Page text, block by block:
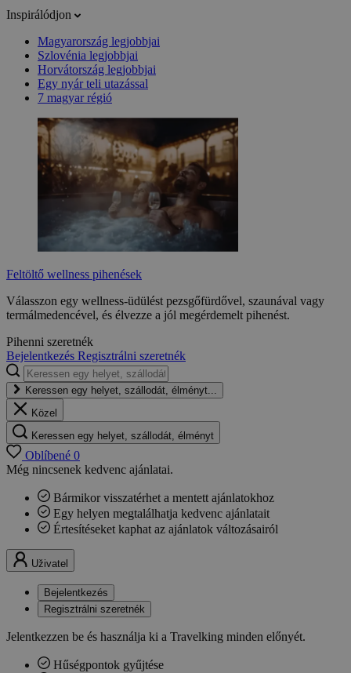
Inspirálódjon
Magyarország legjobbjai
Szlovénia legjobbjai
Horvátország legjobbjai
Egy nyár teli utazással
7 magyar régió
Feltöltő wellness pihenések
Válasszon egy wellness-üdülést pezsgőfürdővel, szaunával vagy
termálmedencével, és élvezze a jól megérdemelt pihenést.
Pihenni szeretnék
Bejelentkezés Regisztrálni szeretnék
Keressen egy helyet, szállodát, élményt...
Közel
Keressen egy helyet, szállodát, élményt
Oblíbené 0
Még nincsenek kedvenc ajánlatai.
Bármikor visszatérhet a mentett ajánlatokhoz
Egy helyen megtalálhatja kedvenc ajánlatait
Értesítéseket kaphat az ajánlatok változásairól
Uživatel
Bejelentkezés
Regisztrálni szeretnék
Jelentkezzen be és használja ki a Travelking minden előnyét.
Hűségpontok gyűjtése